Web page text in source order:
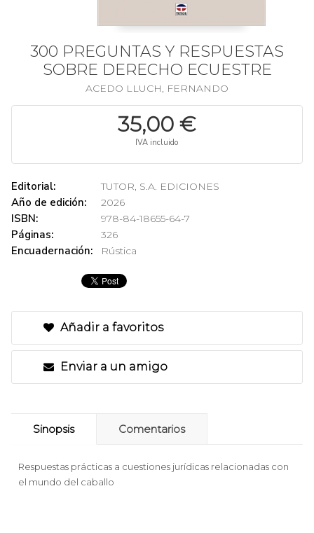
300 PREGUNTAS Y RESPUESTAS
SOBRE DERECHO ECUESTRE
ACEDO LLUCH, FERNANDO
35,00 €
IVA incluido
Editorial: TUTOR, S.A. EDICIONES
Año de edición: 2026
ISBN: 978-84-18655-64-7
Páginas: 326
Encuadernación: Rústica
Añadir a favoritos
Enviar a un amigo
Sinopsis Comentarios
Respuestas prácticas a cuestiones jurídicas relacionadas con
el mundo del caballo